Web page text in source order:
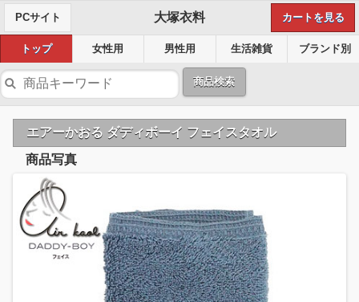
PCサイト 大塚衣料 カートを見る
トップ 女性用 男性用 生活雑貨 ブランド別
商品検索
エアーかおる ダディボーイ フェイスタオル
商品写真